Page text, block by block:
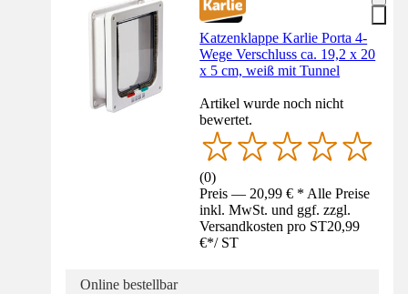
Katzenklappe Karlie Porta 4-
Wege Verschluss ca. 19,2 x 20
x 5 cm, weiß mit Tunnel
Artikel wurde noch nicht
bewertet.
(0)
Preis — 20,99 € * Alle Preise
inkl. MwSt. und ggf. zzgl.
Versandkosten pro ST20,99
€*/ ST
Online bestellbar